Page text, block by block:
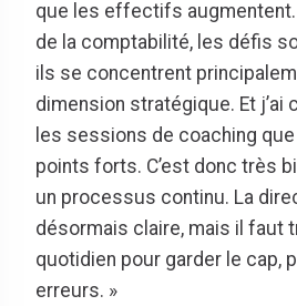
que les effectifs
de la comptabilité, les défis
ils se concentrent
dimension stratégique. Et j’ai
les sessions de coaching
points forts. C’est donc très
un processus continu. La
désormais claire, mais il faut
quotidien pour garder le cap,
erreurs. »